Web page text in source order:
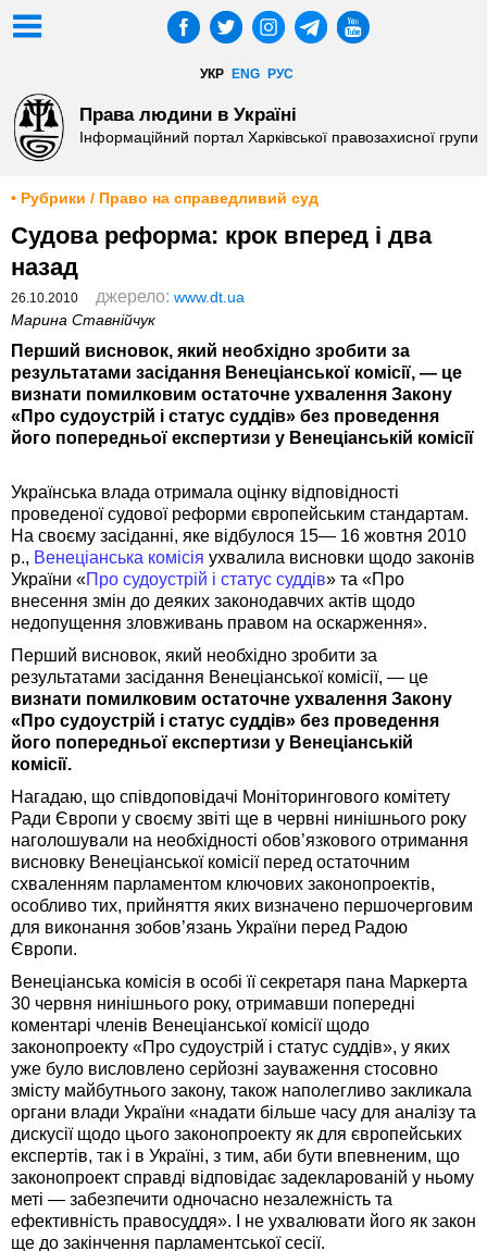
УКР ENG РУС
Права людини в Україні
Інформаційний портал Харківської правозахисної групи
• Рубрики / Право на справедливий суд
Судова реформа: крок вперед і два
назад
26.10.2010 джерело: www.dt.ua
Марина Ставнійчук
Перший висновок, який необхідно зробити за
результатами засідання Венеціанської комісії, — це
визнати помилковим остаточне ухвалення Закону
«Про судоустрій і статус суддів» без проведення
його попередньої експертизи у Венеціанській комісії
Українська влада отримала оцінку відповідності
проведеної судової реформи європейським стандартам.
На своєму засіданні, яке відбулося 15— 16 жовтня 2010
р., Венеціанська комісія ухвалила висновки щодо законів
України «Про судоустрій і статус суддів» та «Про
внесення змін до деяких законодавчих актів щодо
недопущення зловживань правом на оскарження».
Перший висновок, який необхідно зробити за
результатами засідання Венеціанської комісії, — це
визнати помилковим остаточне ухвалення Закону
«Про судоустрій і статус суддів» без проведення
його попередньої експертизи у Венеціанській
комісії.
Нагадаю, що співдоповідачі Моніторингового комітету
Ради Європи у своєму звіті ще в червні нинішнього року
наголошували на необхідності обов’язкового отримання
висновку Венеціанської комісії перед остаточним
схваленням парламентом ключових законопроектів,
особливо тих, прийняття яких визначено першочерговим
для виконання зобов’язань України перед Радою
Європи.
Венеціанська комісія в особі її секретаря пана Маркерта
30 червня нинішнього року, отримавши попередні
коментарі членів Венеціанської комісії щодо
законопроекту «Про судоустрій і статус суддів», у яких
уже було висловлено серйозні зауваження стосовно
змісту майбутнього закону, також наполегливо закликала
органи влади України «надати більше часу для аналізу та
дискусії щодо цього законопроекту як для європейських
експертів, так і в Україні, з тим, аби бути впевненим, що
законопроект справді відповідає задекларованій у ньому
меті — забезпечити одночасно незалежність та
ефективність правосуддя». І не ухвалювати його як закон
ще до закінчення парламентської сесії.